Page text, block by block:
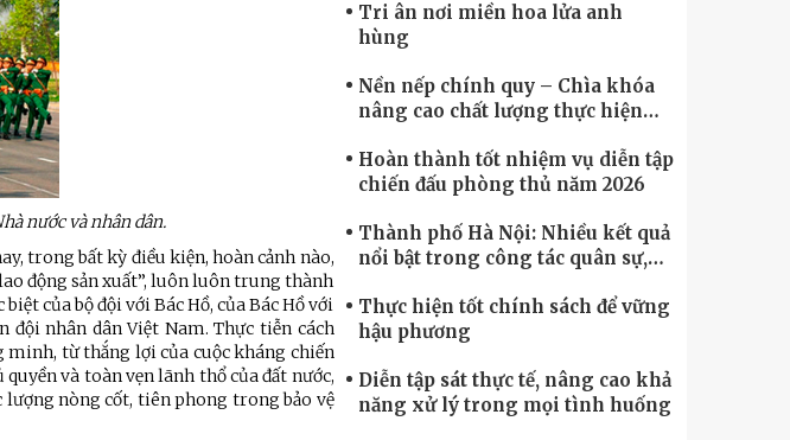
nước và nhân dân.
trong bất kỳ điều kiện, hoàn cảnh nào,
động sản xuất”, luôn luôn trung thành
của bộ đội với Bác Hồ, của Bác Hồ với
nhân dân Việt Nam. Thực tiễn cách
minh, từ thắng lợi của cuộc kháng chiến
và toàn vẹn lãnh thổ của đất nước,
lượng nòng cốt, tiên phong trong bảo vệ
Tri ân nơi miền hoa lửa anh
hùng
Nền nếp chính quy – Chìa khóa
nâng cao chất lượng thực hiện
Hoàn thành tốt nhiệm vụ diễn tập
chiến đấu phòng thủ năm 2026
Thành phố Hà Nội: Nhiều kết quả
nổi bật trong công tác quân sự,
Thực hiện tốt chính sách để vững
hậu phương
Diễn tập sát thực tế, nâng cao khả
năng xử lý trong mọi tình huống